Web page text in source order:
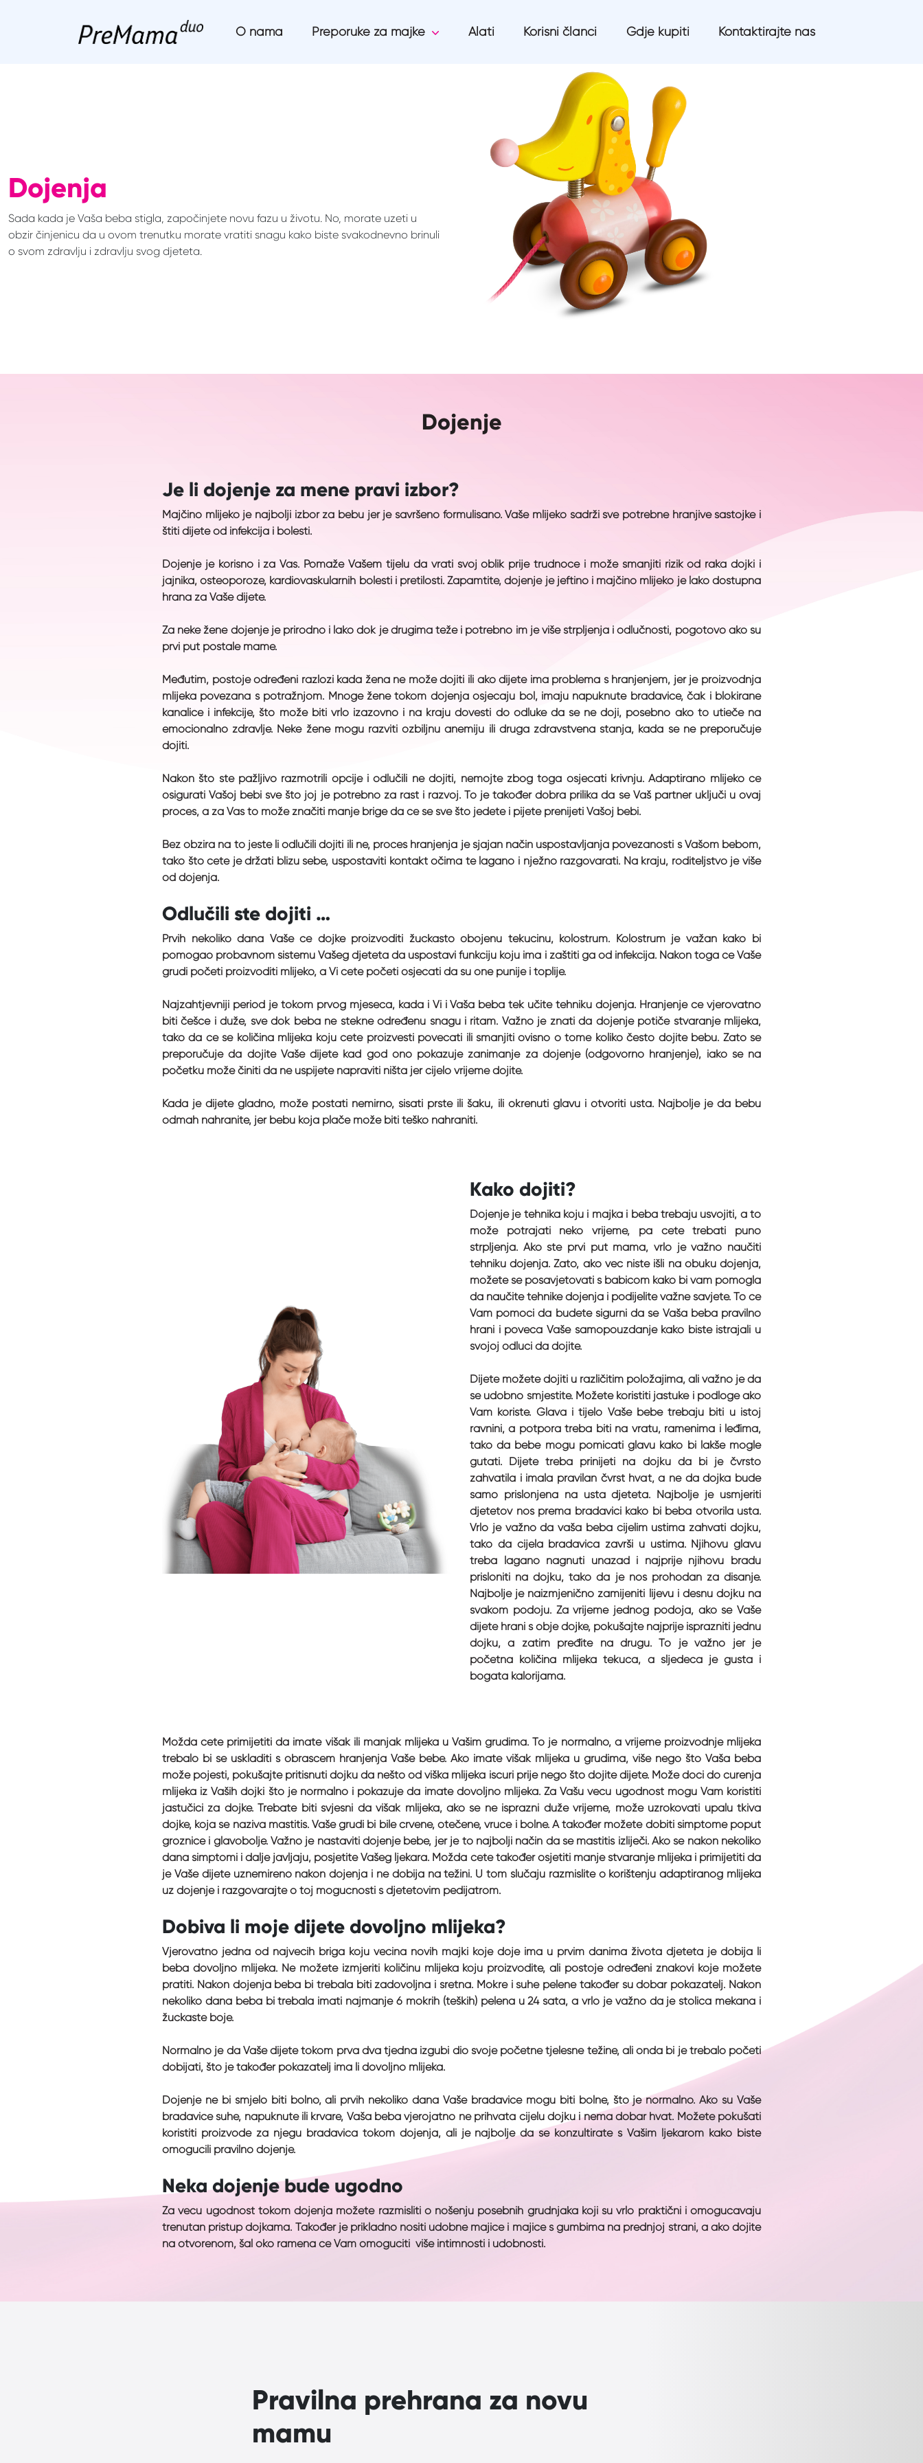
O nama Preporuke za majke Alati Korisni članci Gdje kupiti Kontaktirajte nas
Dojenja
Sada kada je Vaša beba stigla, započinjete novu fazu u životu. No, morate uzeti u
obzir činjenicu da u ovom trenutku morate vratiti snagu kako biste svakodnevno brinuli
o svom zdravlju i zdravlju svog djeteta.
Dojenje
Je li dojenje za mene pravi izbor?
Majčino mlijeko je najbolji izbor za bebu jer je savršeno formulisano. Vaše mlijeko sadrži sve potrebne hranjive sastojke i
štiti dijete od infekcija i bolesti.
Dojenje je korisno i za Vas. Pomaže Vašem tijelu da vrati svoj oblik prije trudnoće i može smanjiti rizik od raka dojki i
jajnika, osteoporoze, kardiovaskularnih bolesti i pretilosti. Zapamtite, dojenje je jeftino i majčino mlijeko je lako dostupna
hrana za Vaše dijete.
Za neke žene dojenje je prirodno i lako dok je drugima teže i potrebno im je više strpljenja i odlučnosti, pogotovo ako su
prvi put postale mame.
Međutim, postoje određeni razlozi kada žena ne može dojiti ili ako dijete ima problema s hranjenjem, jer je proizvodnja
mlijeka povezana s potražnjom. Mnoge žene tokom dojenja osjećaju bol, imaju napuknute bradavice, čak i blokirane
kanaliće i infekcije, što može biti vrlo izazovno i na kraju dovesti do odluke da se ne doji, posebno ako to utieče na
emocionalno zdravlje. Neke žene mogu razviti ozbiljnu anemiju ili druga zdravstvena stanja, kada se ne preporučuje
dojiti.
Nakon što ste pažljivo razmotrili opcije i odlučili ne dojiti, nemojte zbog toga osjećati krivnju. Adaptirano mlijeko će
osigurati Vašoj bebi sve što joj je potrebno za rast i razvoj. To je također dobra prilika da se Vaš partner uključi u ovaj
proces, a za Vas to može značiti manje brige da će se sve što jedete i pijete prenijeti Vašoj bebi.
Bez obzira na to jeste li odlučili dojiti ili ne, proces hranjenja je sjajan način uspostavljanja povezanosti s Vašom bebom,
tako što ćete je držati blizu sebe, uspostaviti kontakt očima te lagano i nježno razgovarati. Na kraju, roditeljstvo je više
od dojenja.
Odlučili ste dojiti …
Prvih nekoliko dana Vaše će dojke proizvoditi žućkasto obojenu tekućinu, kolostrum. Kolostrum je važan kako bi
pomogao probavnom sistemu Vašeg djeteta da uspostavi funkciju koju ima i zaštiti ga od infekcija. Nakon toga će Vaše
grudi početi proizvoditi mlijeko, a Vi ćete početi osjećati da su one punije i toplije.
Najzahtjevniji period je tokom prvog mjeseca, kada i Vi i Vaša beba tek učite tehniku dojenja. Hranjenje će vjerovatno
biti češće i duže, sve dok beba ne stekne određenu snagu i ritam. Važno je znati da dojenje potiče stvaranje mlijeka,
tako da će se količina mlijeka koju ćete proizvesti povećati ili smanjiti ovisno o tome koliko često dojite bebu. Zato se
preporučuje da dojite Vaše dijete kad god ono pokazuje zanimanje za dojenje (odgovorno hranjenje), iako se na
početku može činiti da ne uspijete napraviti ništa jer cijelo vrijeme dojite.
Kada je dijete gladno, može postati nemirno, sisati prste ili šaku, ili okrenuti glavu i otvoriti usta. Najbolje je da bebu
odmah nahranite, jer bebu koja plače može biti teško nahraniti.
Kako dojiti?
Dojenje je tehnika koju i majka i beba trebaju usvojiti, a to
može potrajati neko vrijeme, pa ćete trebati puno
strpljenja. Ako ste prvi put mama, vrlo je važno naučiti
tehniku dojenja. Zato, ako već niste išli na obuku dojenja,
možete se posavjetovati s babicom kako bi vam pomogla
da naučite tehnike dojenja i podijelite važne savjete. To će
Vam pomoći da budete sigurni da se Vaša beba pravilno
hrani i poveća Vaše samopouzdanje kako biste istrajali u
svojoj odluci da dojite.
Dijete možete dojiti u različitim položajima, ali važno je da
se udobno smjestite. Možete koristiti jastuke i podloge ako
Vam koriste. Glava i tijelo Vaše bebe trebaju biti u istoj
ravnini, a potpora treba biti na vratu, ramenima i leđima,
tako da bebe mogu pomicati glavu kako bi lakše mogle
gutati. Dijete treba prinijeti na dojku da bi je čvrsto
zahvatila i imala pravilan čvrst hvat, a ne da dojka bude
samo prislonjena na usta djeteta. Najbolje je usmjeriti
djetetov nos prema bradavici kako bi beba otvorila usta.
Vrlo je važno da vaša beba cijelim ustima zahvati dojku,
tako da cijela bradavica završi u ustima. Njihovu glavu
treba lagano nagnuti unazad i najprije njihovu bradu
prisloniti na dojku, tako da je nos prohodan za disanje.
Najbolje je naizmjenično zamijeniti lijevu i desnu dojku na
svakom podoju. Za vrijeme jednog podoja, ako se Vaše
dijete hrani s obje dojke, pokušajte najprije isprazniti jednu
dojku, a zatim pređite na drugu. To je važno jer je
početna količina mlijeka tekuća, a sljedeća je gusta i
bogata kalorijama.
Možda ćete primijetiti da imate višak ili manjak mlijeka u Vašim grudima. To je normalno, a vrijeme proizvodnje mlijeka
trebalo bi se uskladiti s obrascem hranjenja Vaše bebe. Ako imate višak mlijeka u grudima, više nego što Vaša beba
može pojesti, pokušajte pritisnuti dojku da nešto od viška mlijeka iscuri prije nego što dojite dijete. Može doći do curenja
mlijeka iz Vaših dojki što je normalno i pokazuje da imate dovoljno mlijeka. Za Vašu veću ugodnost mogu Vam koristiti
jastučići za dojke. Trebate biti svjesni da višak mlijeka, ako se ne isprazni duže vrijeme, može uzrokovati upalu tkiva
dojke, koja se naziva mastitis. Vaše grudi bi bile crvene, otečene, vruće i bolne. A također možete dobiti simptome poput
groznice i glavobolje. Važno je nastaviti dojenje bebe, jer je to najbolji način da se mastitis izliječi. Ako se nakon nekoliko
dana simptomi i dalje javljaju, posjetite Vašeg ljekara. Možda ćete također osjetiti manje stvaranje mlijeka i primijetiti da
je Vaše dijete uznemireno nakon dojenja i ne dobija na težini. U tom slučaju razmislite o korištenju adaptiranog mlijeka
uz dojenje i razgovarajte o toj mogućnosti s djetetovim pedijatrom.
Dobiva li moje dijete dovoljno mlijeka?
Vjerovatno jedna od najvećih briga koju većina novih majki koje doje ima u prvim danima života djeteta je dobija li
beba dovoljno mlijeka. Ne možete izmjeriti količinu mlijeka koju proizvodite, ali postoje određeni znakovi koje možete
pratiti. Nakon dojenja beba bi trebala biti zadovoljna i sretna. Mokre i suhe pelene također su dobar pokazatelj. Nakon
nekoliko dana beba bi trebala imati najmanje 6 mokrih (teških) pelena u 24 sata, a vrlo je važno da je stolica mekana i
žućkaste boje.
Normalno je da Vaše dijete tokom prva dva tjedna izgubi dio svoje početne tjelesne težine, ali onda bi je trebalo početi
dobijati, što je također pokazatelj ima li dovoljno mlijeka.
Dojenje ne bi smjelo biti bolno, ali prvih nekoliko dana Vaše bradavice mogu biti bolne, što je normalno. Ako su Vaše
bradavice suhe, napuknute ili krvare, Vaša beba vjerojatno ne prihvata cijelu dojku i nema dobar hvat. Možete pokušati
koristiti proizvode za njegu bradavica tokom dojenja, ali je najbolje da se konzultirate s Vašim ljekarom kako biste
omogućili pravilno dojenje.
Neka dojenje bude ugodno
Za veću ugodnost tokom dojenja možete razmisliti o nošenju posebnih grudnjaka koji su vrlo praktični i omogućavaju
trenutan pristup dojkama. Također je prikladno nositi udobne majice i majice s gumbima na prednjoj strani, a ako dojite
na otvorenom, šal oko ramena će Vam omogućiti više intimnosti i udobnosti.
Pravilna prehrana za novu
mamu